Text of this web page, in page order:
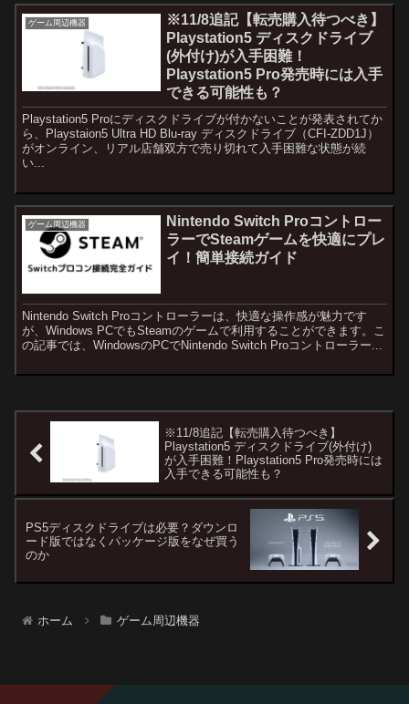
ゲーム周辺機器
※11/8追記【転売購入待つべき】
Playstation5 ディスクドライブ
(外付け)が入手困難！
Playstation5 Pro発売時には入手
できる可能性も？
Playstation5 Proにディスクドライブが付かないことが発表されてか
ら、Playstaion5 Ultra HD Blu-ray ディスクドライブ（CFI-ZDD1J）
がオンライン、リアル店舗双方で売り切れて入手困難な状態が続
い...
ゲーム周辺機器
Nintendo Switch Proコントロー
ラーでSteamゲームを快適にプレ
イ！簡単接続ガイド
Nintendo Switch Proコントローラーは、快適な操作感が魅力です
が、Windows PCでもSteamのゲームで利用することができます。こ
の記事では、WindowsのPCでNintendo Switch Proコントローラー...
※11/8追記【転売購入待つべき】
Playstation5 ディスクドライブ(外付け)
が入手困難！Playstation5 Pro発売時には
入手できる可能性も？
PS5ディスクドライブは必要？ダウンロ
ード版ではなくパッケージ版をなぜ買う
のか
ホーム ゲーム周辺機器